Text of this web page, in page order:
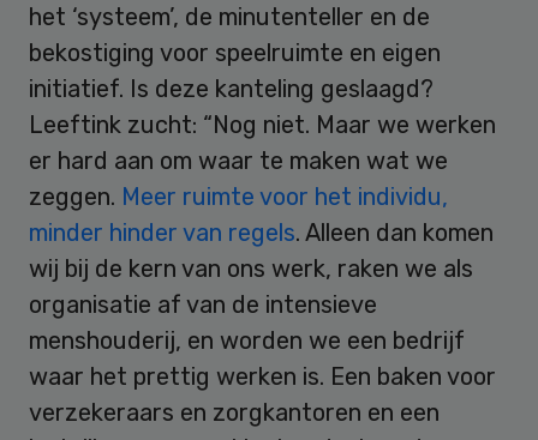
het ‘systeem’, de minutenteller en de
bekostiging voor speelruimte en eigen
initiatief. Is deze kanteling geslaagd?
Leeftink zucht: “Nog niet. Maar we werken
er hard aan om waar te maken wat we
zeggen. Meer ruimte voor het individu,
minder hinder van regels. Alleen dan komen
wij bij de kern van ons werk, raken we als
organisatie af van de intensieve
menshouderij, en worden we een bedrijf
waar het prettig werken is. Een baken voor
verzekeraars en zorgkantoren en een